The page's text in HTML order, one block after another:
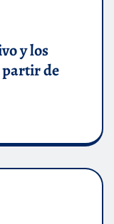
y los
partir de